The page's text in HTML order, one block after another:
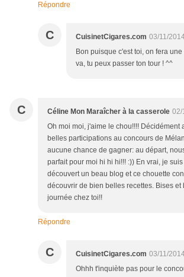
Répondre
C CuisinetCigares.com 03/11/
Bon puisque c'est toi, on fera
va, tu peux passer ton tour ! ^^
C Céline Mon Maraîcher à la casserole 02/
Oh moi moi, j'aime le chou!!!! Décidément
belles participations au concours de
aucune chance de gagner: au départ,
parfait pour moi hi hi hi!!! :)) En vrai, je
découvert un beau blog et ce chouette
découvrir de bien belles recettes. Bises et
journée chez toi!!
Répondre
C CuisinetCigares.com 03/11/
Ohhh t'inquiète pas pour le